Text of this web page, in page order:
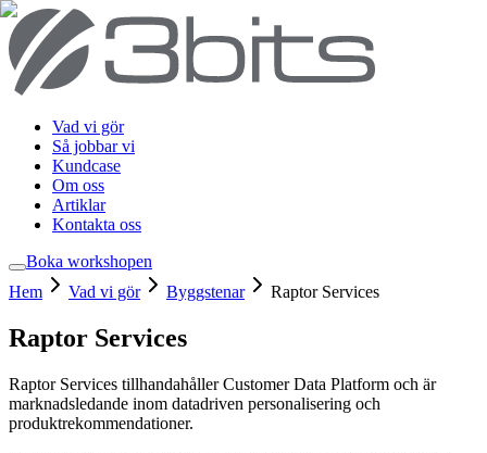
Vad vi gör
Så jobbar vi
Kundcase
Om oss
Artiklar
Kontakta oss
Boka workshopen
Hem
Vad vi gör Byggstenar Raptor Services
Raptor Services
Raptor Services tillhandahåller Customer Data Platform och är
marknadsledande inom datadriven personalisering och
produktrekommendationer.